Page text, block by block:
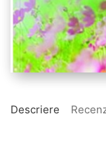
Descriere